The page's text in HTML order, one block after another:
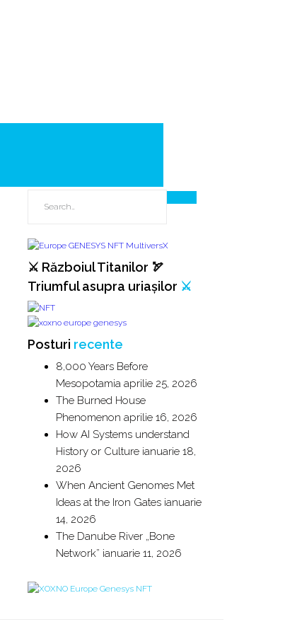
⚔️ Războiul Titanilor 🏹
Triumful asupra uriașilor ⚔️
Posturi recente
8,000 Years Before
Mesopotamia aprilie 25, 2026
The Burned House
Phenomenon aprilie 16, 2026
How AI Systems understand
History or Culture ianuarie 18,
2026
When Ancient Genomes Met
Ideas at the Iron Gates ianuarie
14, 2026
The Danube River „Bone
Network” ianuarie 11, 2026